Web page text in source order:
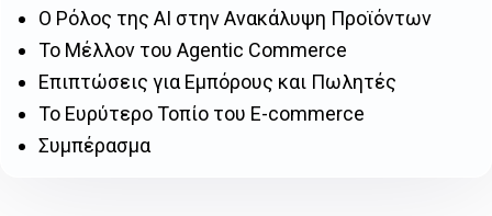
Ο Ρόλος της AI στην Ανακάλυψη Προϊόντων
Το Μέλλον του Agentic Commerce
Επιπτώσεις για Εμπόρους και Πωλητές
Το Ευρύτερο Τοπίο του E-commerce
Συμπέρασμα